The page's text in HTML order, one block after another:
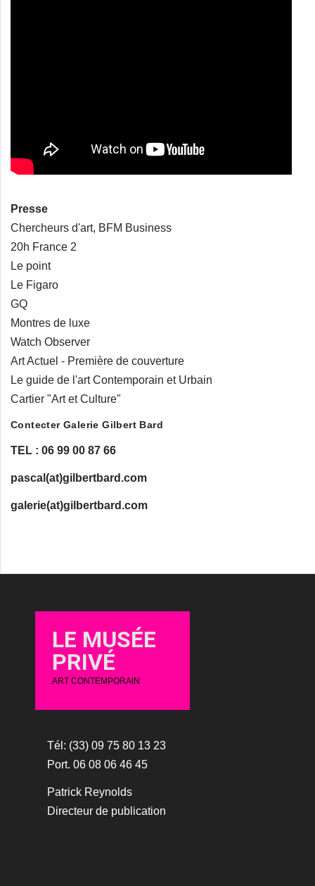
Presse
Chercheurs d'art, BFM Business
20h France 2
Le point
Le Figaro
GQ
Montres de luxe
Watch Observer
Art Actuel - Première de couverture
Le guide de l'art Contemporain et Urbain
Cartier "Art et Culture"
Contecter Galerie Gilbert Bard
TEL : 06 99 00 87 66
pascal(at)gilbertbard.com
galerie(at)gilbertbard.com
LE MUSÉE
PRIVÉ
ART CONTEMPORAIN
Tél: (33) 09 75 80 13 23
Port. 06 08 06 46 45
Patrick Reynolds
Directeur de publication